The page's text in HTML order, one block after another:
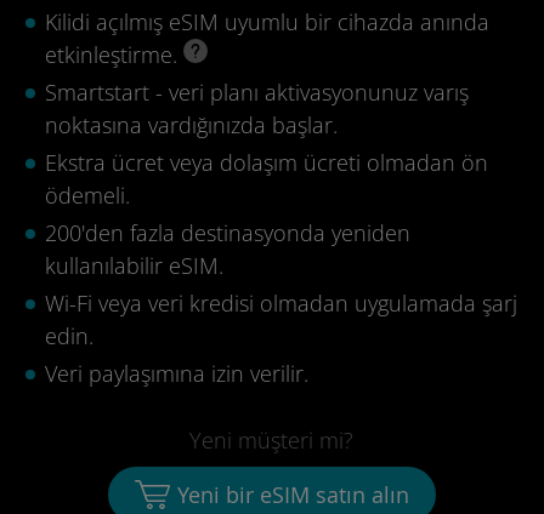
Kilidi açılmış eSIM uyumlu bir cihazda anında
etkinleştirme.
Smartstart - veri planı aktivasyonunuz varış
noktasına vardığınızda başlar.
Ekstra ücret veya dolaşım ücreti olmadan ön
ödemeli.
200'den fazla destinasyonda yeniden
kullanılabilir eSIM.
Wi-Fi veya veri kredisi olmadan uygulamada şarj
edin.
Veri paylaşımına izin verilir.
Yeni müşteri mi?
Yeni bir eSIM satın alın